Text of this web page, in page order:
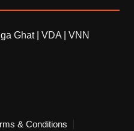
Ghat| VDA VNN
& Conditions